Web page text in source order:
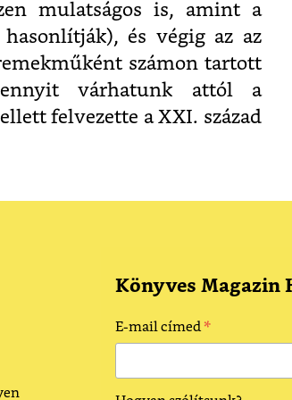
mulatságos is, amint a
hasonlítják), és végig az az
számon tartott
ennyit várhatunk attól a
felvezette a XXI. század
Könyves Magazin
E-mail címed *